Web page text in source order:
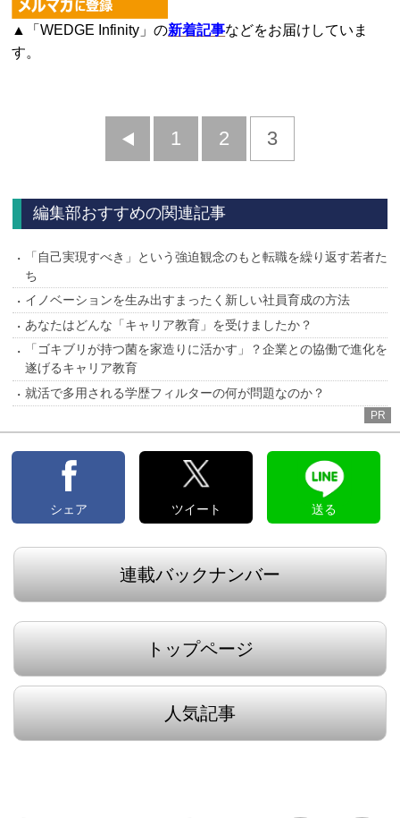
▲「WEDGE Infinity」の新着記事などをお届けしていま
す。
前
1 2 3
編集部おすすめの関連記事
「自己実現すべき」という強迫観念のもと転職を繰り返す若者た
ち
イノベーションを生み出すまったく新しい社員育成の方法
あなたはどんな「キャリア教育」を受けましたか？
「ゴキブリが持つ菌を家造りに活かす」？企業との協働で進化を
遂げるキャリア教育
就活で多用される学歴フィルターの何が問題なのか？
PR
シェア ツイート 送る
連載バックナンバー
トップページ
人気記事